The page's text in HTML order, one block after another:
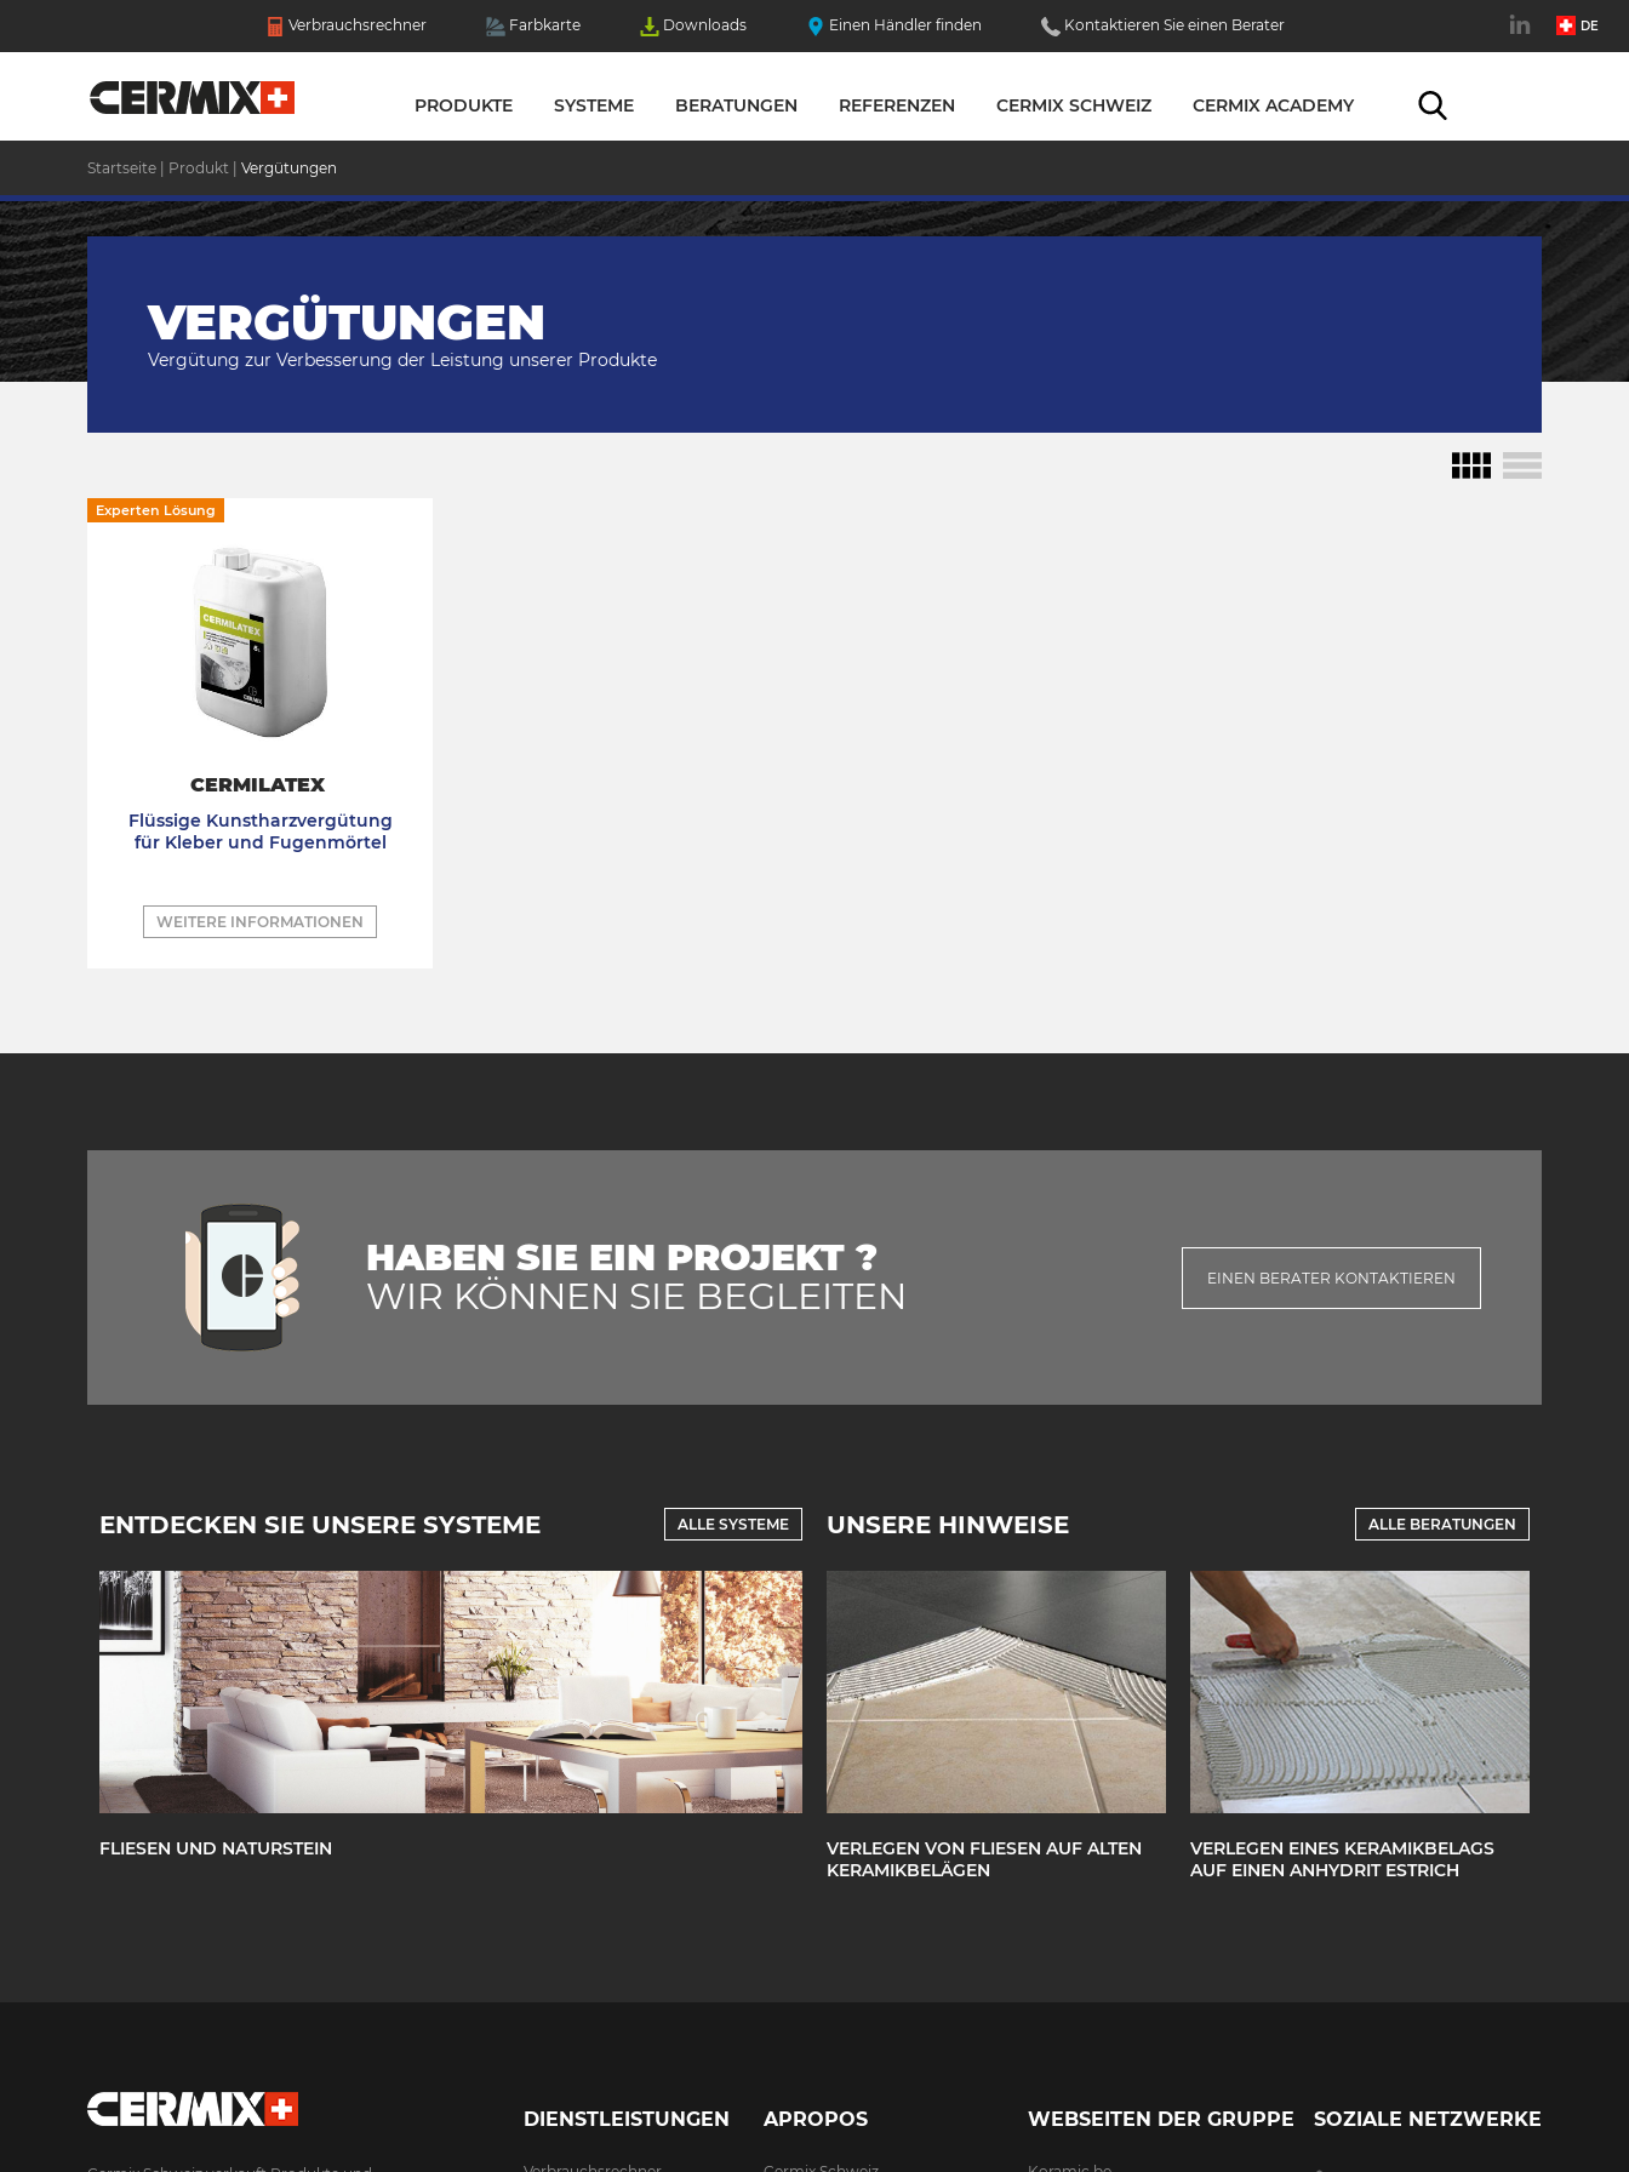
Verbrauchsrechner Farbkarte Downloads Einen Händler finden Kontaktieren Sie einen Berater
PRODUKTE SYSTEME BERATUNGEN REFERENZEN CERMIX SCHWEIZ CERMIX ACADEMY
Startseite Produkt Vergütungen
DE
VERGÜTUNGEN
Vergütung zur Verbesserung der Leistung unserer Produkte
CERMILATEX
Experten Lösung
Flüssige Kunstharzvergütung
für Kleber und Fugenmörtel
WEITERE INFORMATIONEN
HABEN SIE EIN PROJEKT ?
WIR KÖNNEN SIE BEGLEITEN
EINEN BERATER KONTAKTIEREN
ENTDECKEN SIE UNSERE SYSTEME ALLE SYSTEME
FLIESEN UND NATURSTEIN
UNSERE HINWEISE ALLE BERATUNGEN
VERLEGEN VON FLIESEN AUF ALTEN
KERAMIKBELÄGEN
VERLEGEN EINES KERAMIKBELAGS
AUF EINEN ANHYDRIT ESTRICH
DIENSTLEISTUNGEN APROPOS WEBSEITEN DER GRUPPE SOZIALE NETZWERKE